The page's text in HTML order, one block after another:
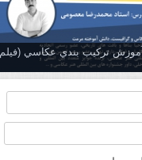
آموزش تركيب بندي عكاسي (فیلم